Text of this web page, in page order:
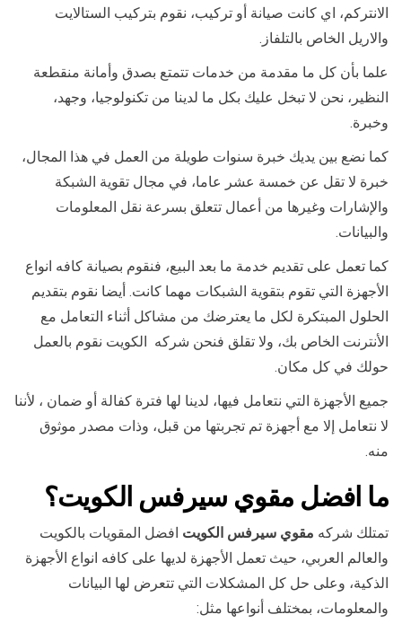
الانتركم، اي كانت صيانة أو تركيب، نقوم بتركيب الستالايت
والاريل الخاص بالتلفاز.
علما بأن كل ما مقدمة من خدمات تتمتع بصدق وأمانة منقطعة
النظير، نحن لا تبخل عليك بكل ما لدينا من تكنولوجيا، وجهد،
وخبرة.
كما نضع بين يديك خبرة سنوات طويلة من العمل في هذا المجال،
خبرة لا تقل عن خمسة عشر عاما، في مجال تقوية الشبكة
والإشارات وغيرها من أعمال تتعلق بسرعة نقل المعلومات
والبيانات.
كما تعمل على تقديم خدمة ما بعد البيع، فنقوم بصيانة كافه انواع
الأجهزة التي تقوم بتقوية الشبكات مهما كانت. أيضا نقوم بتقديم
الحلول المبتكرة لكل ما يعترضك من مشاكل أثناء التعامل مع
الأنترنت الخاص بك، ولا تقلق فنحن شركه الكويت نقوم بالعمل
حولك في كل مكان.
جميع الأجهزة التي نتعامل فيها، لدينا لها فترة كفالة أو ضمان ، لأننا
لا نتعامل إلا مع أجهزة تم تجربتها من قبل، وذات مصدر موثوق
منه.
ما افضل مقوي سيرفس الكويت؟
تمتلك شركه مقوي سيرفس الكويت افضل المقويات بالكويت
والعالم العربي، حيث تعمل الأجهزة لديها على كافه انواع الأجهزة
الذكية، وعلى حل كل المشكلات التي تتعرض لها البيانات
والمعلومات، بمختلف أنواعها مثل: